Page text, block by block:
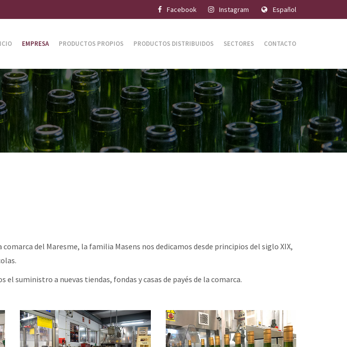
Español
Facebook Instagram
EMPRESA PRODUCTOS PROPIOS PRODUCTOS DISTRIBUIDOS SECTORES CONTACTO
del Maresme, la familia Masens nos dedicamos desde principios del siglo XIX,
suministro a nuevas tiendas, fondas y casas de payés de la comarca.